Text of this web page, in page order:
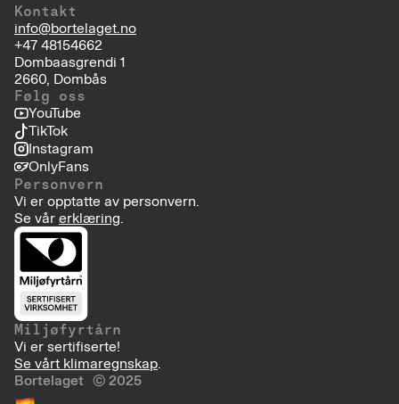
Kontakt
info@bortelaget.no
+47 48154662
Dombaasgrendi 1
2660, Dombås
Følg oss
YouTube
TikTok
Instagram
OnlyFans
Personvern
Vi er opptatte av personvern.
Se vår erklæring.
Miljøfyrtårn
Vi er sertifiserte!
Se vårt klimaregnskap.
Bortelaget © 2025